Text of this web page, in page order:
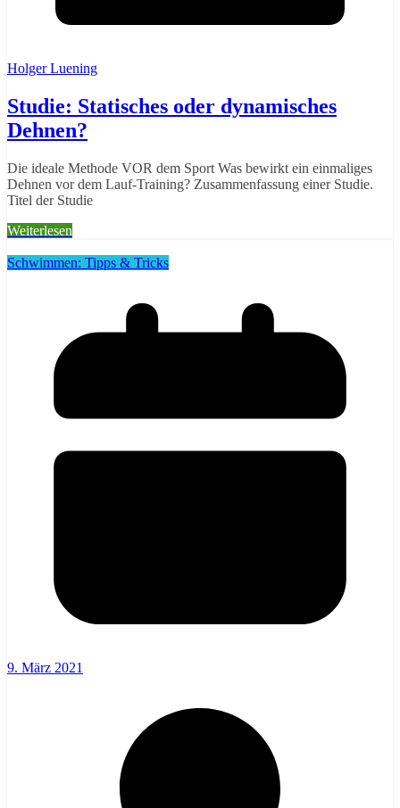
Holger Luening
Studie: Statisches oder dynamisches
Dehnen?
Die ideale Methode VOR dem Sport Was bewirkt ein einmaliges
Dehnen vor dem Lauf-Training? Zusammenfassung einer Studie.
Titel der Studie
Weiterlesen
Schwimmen: Tipps & Tricks
9. März 2021